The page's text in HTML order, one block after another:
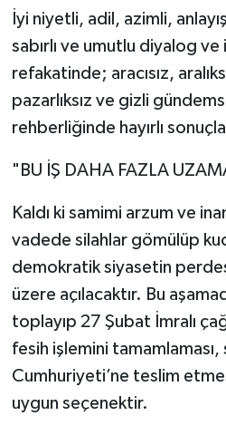
İyi niyetli, adil, azimli,
sabırlı ve umutlu diyalog
refakatinde; aracısız,
pazarlıksız ve gizli
rehberliğinde hayırlı
"BU İŞ DAHA FAZLA
Kaldı ki samimi arzum ve
vadede silahlar gömülüp
demokratik siyasetin
üzere açılacaktır. Bu
toplayıp 27 Şubat İmralı
fesih işlemini tamamlaması,
Cumhuriyeti’ne teslim
uygun seçenektir.